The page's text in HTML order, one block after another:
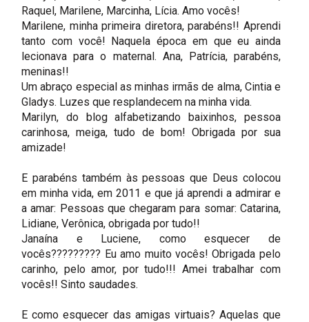
Raquel, Marilene, Marcinha, Lícia. Amo vocês!
Marilene, minha primeira diretora, parabéns!! Aprendi
tanto com você! Naquela época em que eu ainda
lecionava para o maternal. Ana, Patrícia, parabéns,
meninas!!
Um abraço especial as minhas irmãs de alma, Cintia e
Gladys. Luzes que resplandecem na minha vida.
Marilyn, do blog alfabetizando baixinhos, pessoa
carinhosa, meiga, tudo de bom! Obrigada por sua
amizade!
E parabéns também às pessoas que Deus colocou
em minha vida, em 2011 e que já aprendi a admirar e
a amar: Pessoas que chegaram para somar: Catarina,
Lidiane, Verônica, obrigada por tudo!!
Janaína e Luciene, como esquecer de
vocês????????? Eu amo muito vocês! Obrigada pelo
carinho, pelo amor, por tudo!!! Amei trabalhar com
vocês!! Sinto saudades.
E como esquecer das amigas virtuais? Aquelas que